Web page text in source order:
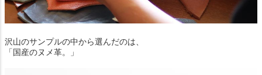
沢山のサンプルの中から選んだのは、
「国産のヌメ革。」